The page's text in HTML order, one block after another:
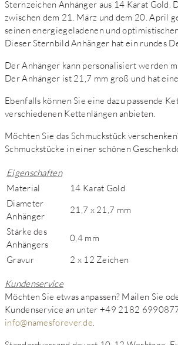
Sternzeichen Anhänger aus 14 Karat Gold.
zwischen dem 21. März und dem 20. April
seinen energiegeladenen und
Dieser Sternbild Anhänger hat ein rundes
Der Anhänger kann personalisiert werden
Der Anhänger ist 21,7 mm groß und hat
Ebenfalls können Sie eine dazu passende
verschiedenen Kettenlängen anbieten.
Möchten Sie das Schmuckstück
Schmuckstücke in einer schönen
Eigenschaften
Material
14 Karat Gold
Diameter
Anhänger
21,7 x 21,7 mm
Stärke des
Anhängers
0,4 mm
Gravur 2 x 12 Zeichen
Kundenservice
Möchten Sie etwas anpassen? Mailen Sie
Kundenservice an unter +49 2182
info@namesforever.de